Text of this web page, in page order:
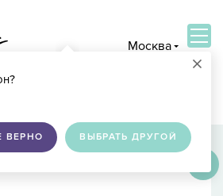
платьев
Москва
×
ВЕРНО ВЫБРАТЬ ДРУГОЙ
×